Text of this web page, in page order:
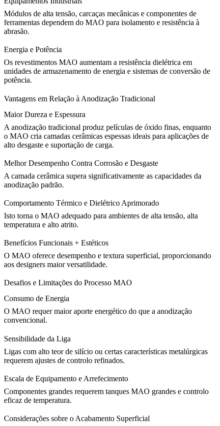
Módulos de alta tensão, carcaças mecânicas e componentes de
ferramentas dependem do MAO para isolamento e resistência à
abrasão.
Energia e Potência
Os revestimentos MAO aumentam a resistência dielétrica em
unidades de armazenamento de energia e sistemas de conversão de
potência.
Vantagens em Relação à Anodização Tradicional
Maior Dureza e Espessura
A anodização tradicional produz películas de óxido finas, enquanto
o MAO cria camadas cerâmicas espessas ideais para aplicações de
alto desgaste e suportação de carga.
Melhor Desempenho Contra Corrosão e Desgaste
A camada cerâmica supera significativamente as capacidades da
anodização padrão.
Comportamento Térmico e Dielétrico Aprimorado
Isto torna o MAO adequado para ambientes de alta tensão, alta
temperatura e alto atrito.
Benefícios Funcionais + Estéticos
O MAO oferece desempenho e textura superficial, proporcionando
aos designers maior versatilidade.
Desafios e Limitações do Processo MAO
Consumo de Energia
O MAO requer maior aporte energético do que a anodização
convencional.
Sensibilidade da Liga
Ligas com alto teor de silício ou certas características metalúrgicas
requerem ajustes de controlo refinados.
Escala de Equipamento e Arrefecimento
Componentes grandes requerem tanques MAO grandes e controlo
eficaz de temperatura.
Considerações sobre o Acabamento Superficial